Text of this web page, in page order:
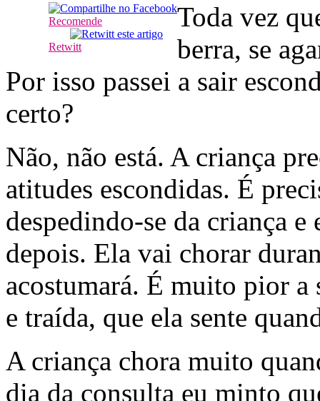
Recomende
Retwitt
Toda vez
berra, se
Por isso passei a sair
certo?
Não, não está. A criança
atitudes escondidas. É
despedindo-se da criança
depois. Ela vai chorar
acostumará. É muito pior a
e traída, que ela sente
A criança chora muito
dia da consulta eu minto